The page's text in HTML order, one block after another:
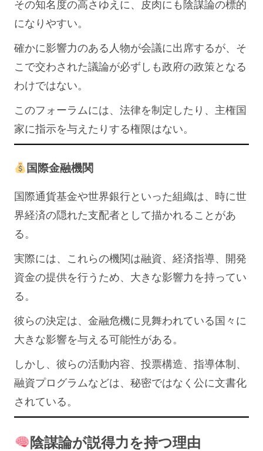
その知名度の高さゆえに、皮肉にも陰謀論の標的
になりやすい。
確かに影響力のある人物が会議に出席するが、そ
こで交わされた議論が必ずしも政府の政策となる
わけではない。
このフォーラムには、法律を制定したり、主権国
家に指示を与えたりする権限はない。
国際金融機関
国際通貨基金や世界銀行といった組織は、時に世
界経済の隠れた支配者として描かれることがあ
る。
実際には、これらの機関は融資、​​経済指導、開発
資金の提供を行うため、大きな影響力を持ってい
る。
彼らの決定は、金融危機に見舞われている国々に
大きな影響を与える可能性がある。
しかし、彼らの活動内容、投票構造、指導体制、
融資プログラムなどは、秘密ではなく公に文書化
されている。
陰謀論が説得力を持つ理由